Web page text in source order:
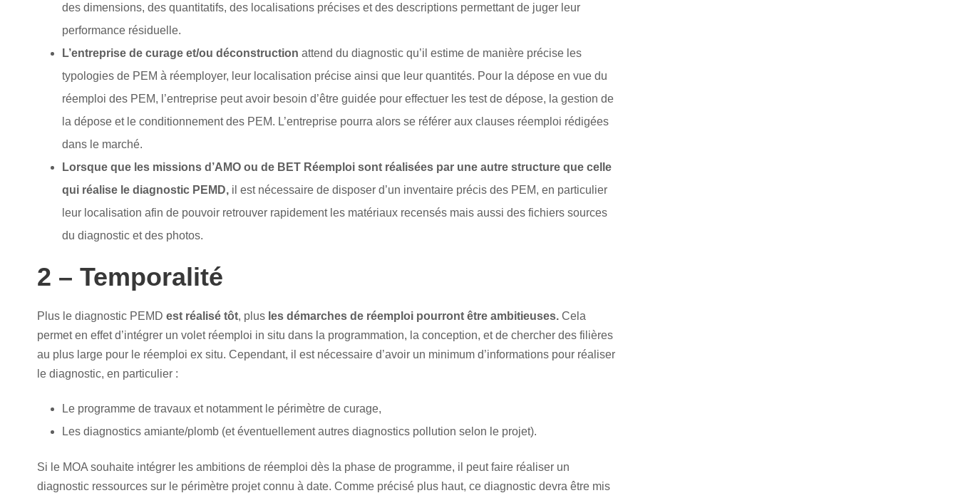
des dimensions, des quantitatifs, des localisations précises et des descriptions permettant de juger leur
performance résiduelle.
L’entreprise de curage et/ou déconstruction attend du diagnostic qu’il estime de manière précise les
typologies de PEM à réemployer, leur localisation précise ainsi que leur quantités. Pour la dépose en vue du
réemploi des PEM, l’entreprise peut avoir besoin d’être guidée pour effectuer les test de dépose, la gestion de
la dépose et le conditionnement des PEM. L’entreprise pourra alors se référer aux clauses réemploi rédigées
dans le marché.
Lorsque que les missions d’AMO ou de BET Réemploi sont réalisées par une autre structure que celle
qui réalise le diagnostic PEMD, il est nécessaire de disposer d’un inventaire précis des PEM, en particulier
leur localisation afin de pouvoir retrouver rapidement les matériaux recensés mais aussi des fichiers sources
du diagnostic et des photos.
2 – Temporalité
Plus le diagnostic PEMD est réalisé tôt, plus les démarches de réemploi pourront être ambitieuses. Cela
permet en effet d’intégrer un volet réemploi in situ dans la programmation, la conception, et de chercher des filières
au plus large pour le réemploi ex situ. Cependant, il est nécessaire d’avoir un minimum d’informations pour réaliser
le diagnostic, en particulier :
Le programme de travaux et notamment le périmètre de curage,
Les diagnostics amiante/plomb (et éventuellement autres diagnostics pollution selon le projet).
Si le MOA souhaite intégrer les ambitions de réemploi dès la phase de programme, il peut faire réaliser un
diagnostic ressources sur le périmètre projet connu à date. Comme précisé plus haut, ce diagnostic devra être mis